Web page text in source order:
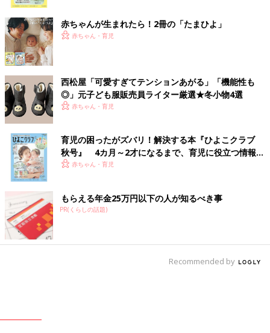
ばきがよく、保育園などアクティブに動くシーンにもぴったり♪
赤ちゃんが生まれたら！2冊の「たまひよ」
赤ちゃん・育児
西松屋「可愛すぎてテンションあがる」「機能性も
◎」元子ども服販売員ライター厳選★冬小物4選
赤ちゃん・育児
育児の困ったがズバリ！解決する本『ひよこクラブ
秋号』 4カ月～2才になるまで、育児に役立つ情報が
いっぱい！
赤ちゃん・育児
もらえる年金25万円以下の人が知るべき事
PR(くらしの話題)
Recommended by